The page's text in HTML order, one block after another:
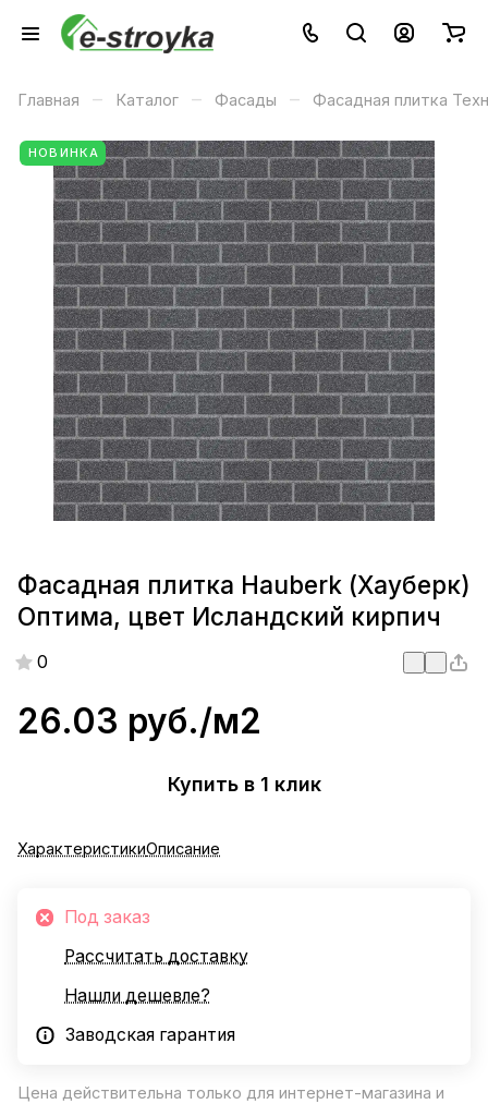
Главная – Каталог – Фасады – Фасадная плитка
НОВИНКА
Фасадная плитка Hauberk (Хауберк)
Оптима, цвет Исландский кирпич
0
26.03 руб./м2
Купить в 1 клик
ХарактеристикиОписание
Под заказ
Рассчитать доставку
Нашли дешевле?
Заводская гарантия
Цена действительна только для интернет-магазина и